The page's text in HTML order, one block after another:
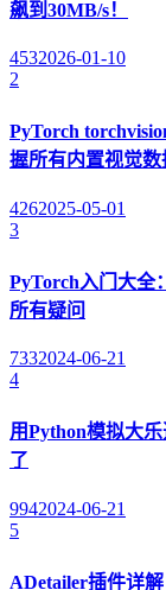
飙到30MB/s！
4532026-01-10
2
PyTorch
握所有内置视觉数
4262025-05-01
3
PyTorch入门大全
所有疑问
7332024-06-21
4
用Python模拟大
了
9942024-06-21
5
ADetailer插件详